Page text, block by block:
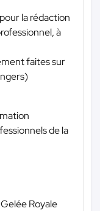
la rédaction
à
faites sur
de la
Royale